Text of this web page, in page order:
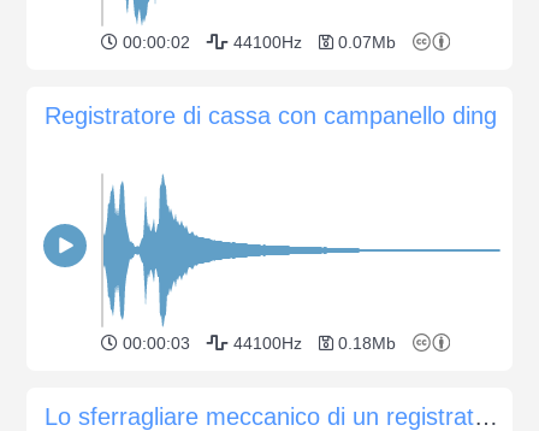
00:00:02 44100Hz 0.07Mb
Registratore di cassa con campanello ding
00:00:03 44100Hz 0.18Mb
Lo sferragliare meccanico di un registratore di cassa